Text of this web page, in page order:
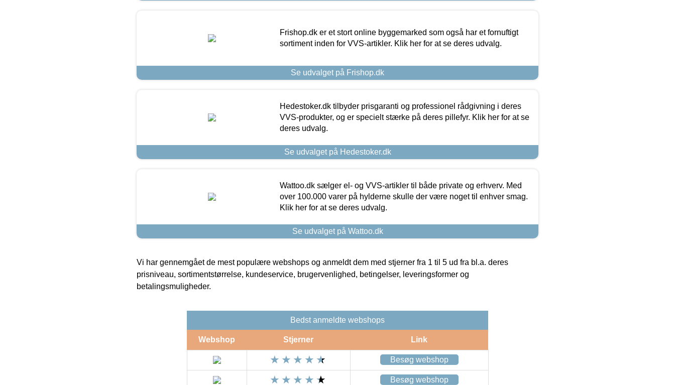
Frishop.dk er et stort online byggemarked som også har et fornuftigt
sortiment inden for VVS-artikler. Klik her for at se deres udvalg.
Se udvalget på Frishop.dk
Hedestoker.dk tilbyder prisgaranti og professionel rådgivning i deres
VVS-produkter, og er specielt stærke på deres pillefyr. Klik her for at se
deres udvalg.
Se udvalget på Hedestoker.dk
Wattoo.dk sælger el- og VVS-artikler til både private og erhverv. Med
over 100.000 varer på hylderne skulle der være noget til enhver smag.
Klik her for at se deres udvalg.
Se udvalget på Wattoo.dk
Vi har gennemgået de mest populære webshops og anmeldt dem med stjerner fra 1 til 5 ud fra bl.a. deres
prisniveau, sortimentstørrelse, kundeservice, brugervenlighed, betingelser, leveringsformer og
betalingsmuligheder.
Bedst anmeldte webshops
Webshop Stjerner Link
Besøg webshop
Besøg webshop